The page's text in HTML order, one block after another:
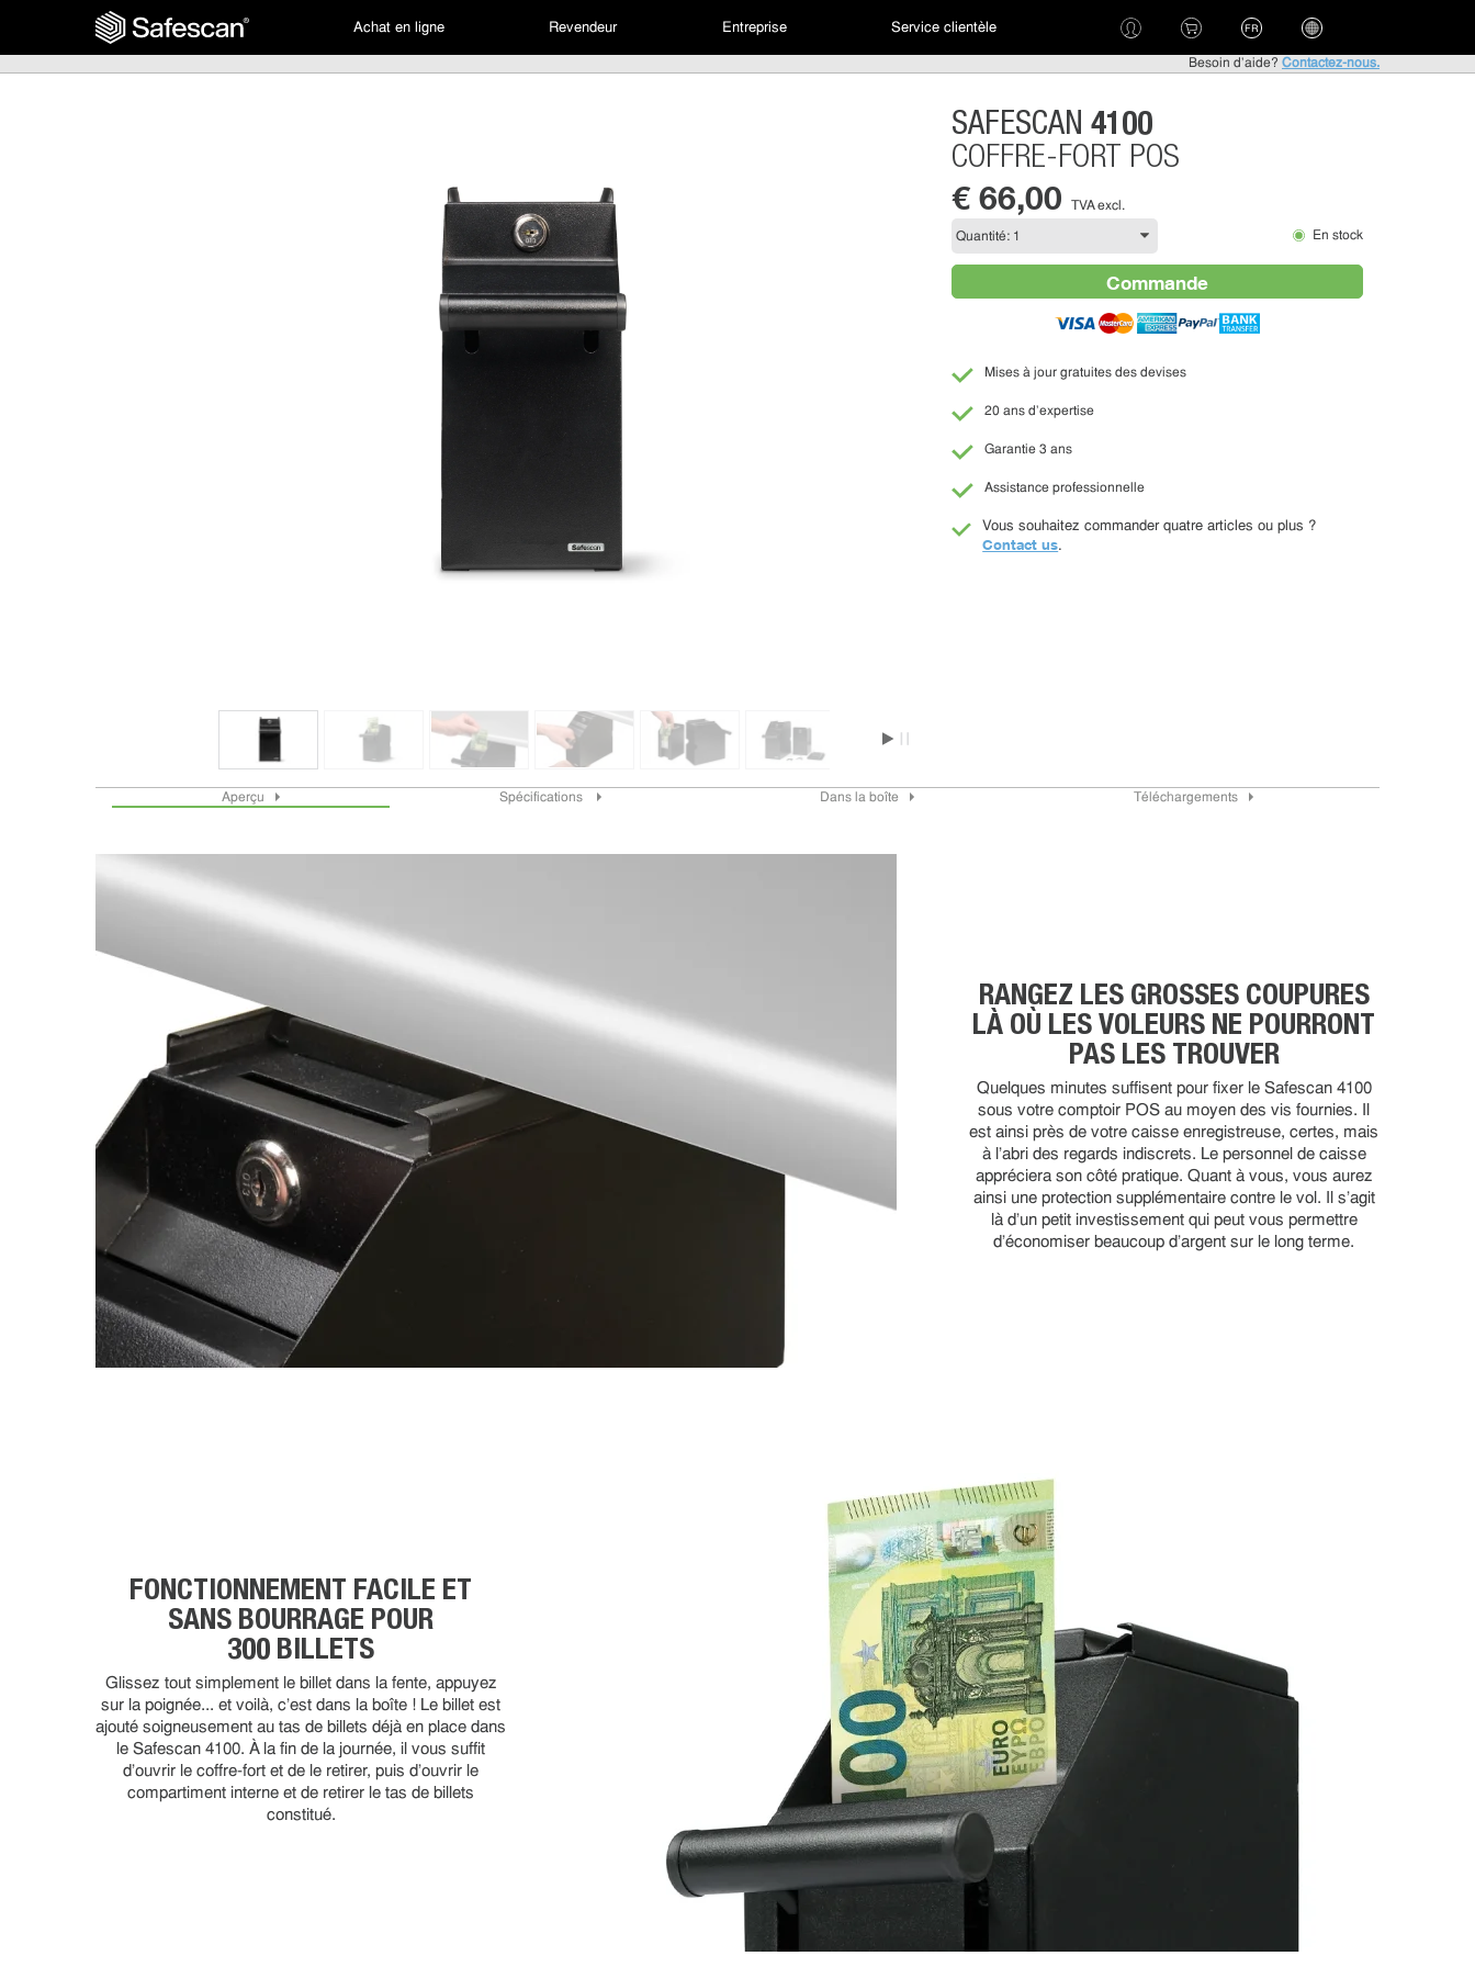
Achat en ligne Revendeur Entreprise Service clientèle FR
Besoin d'aide? Contactez-nous.
SAFESCAN 4100
COFFRE-FORT POS
€ 66,00 TVA excl.
En stock
Commande
Mises à jour gratuites des devises
20 ans d'expertise
Garantie 3 ans
Assistance professionnelle
Vous souhaitez commander quatre articles ou plus ?
Contact us.
Aperçu Spécifications Dans la boîte Téléchargements
RANGEZ LES GROSSES COUPURES
LÀ OÙ LES VOLEURS NE POURRONT
PAS LES TROUVER
Quelques minutes suffisent pour fixer le Safescan 4100
sous votre comptoir POS au moyen des vis fournies. Il
est ainsi près de votre caisse enregistreuse, certes, mais
à l'abri des regards indiscrets. Le personnel de caisse
appréciera son côté pratique. Quant à vous, vous aurez
ainsi une protection supplémentaire contre le vol. Il s'agit
là d'un petit investissement qui peut vous permettre
d'économiser beaucoup d'argent sur le long terme.
FONCTIONNEMENT FACILE ET
SANS BOURRAGE POUR
300 BILLETS
Glissez tout simplement le billet dans la fente, appuyez
sur la poignée... et voilà, c'est dans la boîte ! Le billet est
ajouté soigneusement au tas de billets déjà en place dans
le Safescan 4100. À la fin de la journée, il vous suffit
d'ouvrir le coffre-fort et de le retirer, puis d'ouvrir le
compartiment interne et de retirer le tas de billets
constitué.